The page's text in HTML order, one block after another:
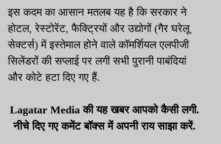
इस कदम का आसान मतलब यह है कि सरकार ने
होटल, रेस्टोरेंट, फैक्ट्रियों और उद्योगों (गैर घरेलू
सेक्टर्स) में इस्तेमाल होने वाले कॉमर्शियल एलपीजी
सिलेंडरों की सप्लाई पर लगी सभी पुरानी पाबंदियां
और कोटे हटा दिए गए हैं.
Lagatar Media की यह खबर आपको कैसी लगी.
नीचे दिए गए कमेंट बॉक्स में अपनी राय साझा करें.